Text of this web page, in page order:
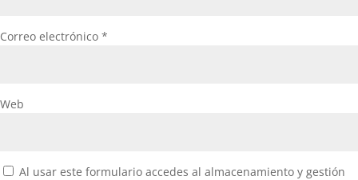
Correo electrónico *
Web
Al usar este formulario accedes al almacenamiento y gestión